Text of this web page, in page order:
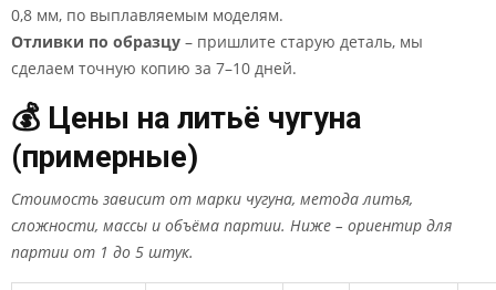
0,8 мм, по выплавляемым моделям.
Отливки по образцу – пришлите старую деталь, мы
сделаем точную копию за 7–10 дней.
💰 Цены на литьё чугуна
(примерные)
Стоимость зависит от марки чугуна, метода литья,
сложности, массы и объёма партии. Ниже – ориентир для
партии от 1 до 5 штук.